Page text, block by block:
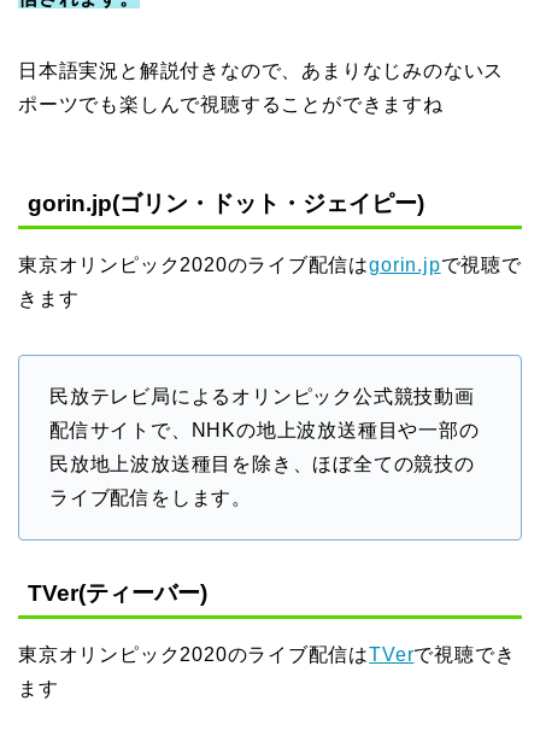
日本語実況と解説付きなので、あまりなじみのないス
ポーツでも楽しんで視聴することができますね
gorin.jp(ゴリン・ドット・ジェイピー)
東京オリンピック2020のライブ配信はgorin.jpで視聴で
きます
民放テレビ局によるオリンピック公式競技動画
配信サイトで、NHKの地上波放送種目や一部の
民放地上波放送種目を除き、ほぼ全ての競技の
ライブ配信をします。
TVer(ティーバー)
東京オリンピック2020のライブ配信はTVerで視聴でき
ます